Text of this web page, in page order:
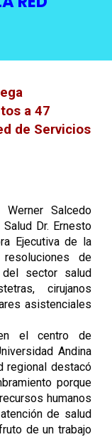
a 47
de Servicios
Salcedo
Dr. Ernesto
Ejecutiva de la
de
sector salud
cirujanos
asistenciales
el centro de
Andina
regional destacó
porque
humanos
de salud
de un trabajo